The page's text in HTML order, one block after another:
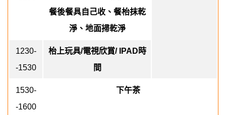
餐後餐具自己收、餐枱抹乾
淨、地面掃乾淨
1230-
-1530
枱上玩具/電視欣賞/ IPAD 時
間
1530-
-1600
下午茶